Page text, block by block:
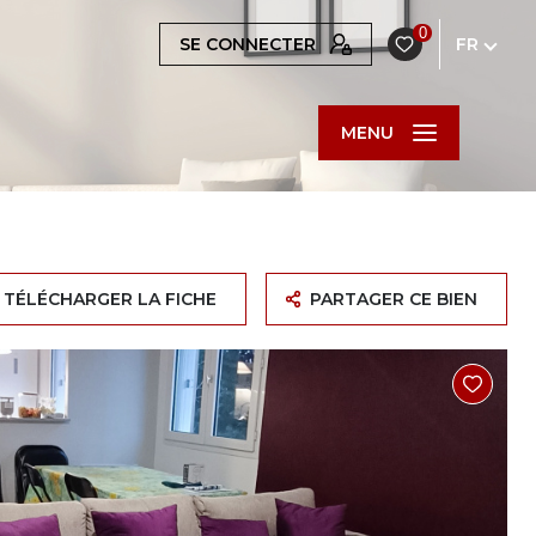
SE CONNECTER
0
FR
MENU
TÉLÉCHARGER LA FICHE PARTAGER CE BIEN